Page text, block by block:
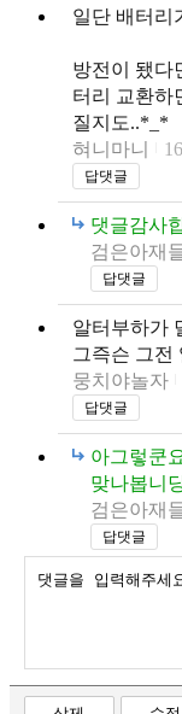
일단 배터리
방전이 됐다
터리 교환하
질지도..*_*
혀니마니
답댓글
댓글감사
검은아재
답댓글
알터부하가
그즉슨 그전
뭉치야놀자
답댓글
아그렇쿤
맞나봅니
검은아재
답댓글